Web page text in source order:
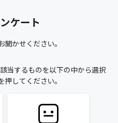
ケート
聞かせください。
当するものを以下の中から選択
押してください。